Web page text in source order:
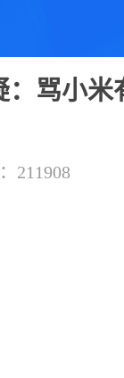
：骂小米
211908